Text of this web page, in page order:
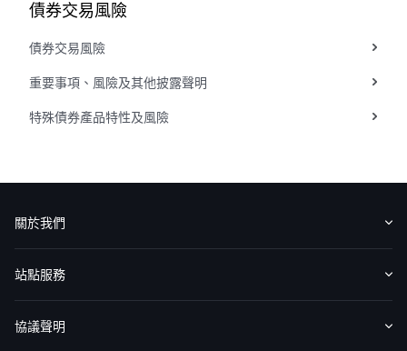
要聞
快訊
美股
港股
新股
概述
AM 資產管理服務
ECM 股權資本市場服務
FICC 固定收益、外匯和大宗商品服務
WM 財富管理服務
關於我們
媒體報導
債券交易風險
債券交易風險
重要事項、風險及其他披露聲明
特殊債券產品特性及風險
關於我們
認識華盛
媒體報導
意見反饋
站點服務
收費標準
交易工具
幫助中心
協議聲明